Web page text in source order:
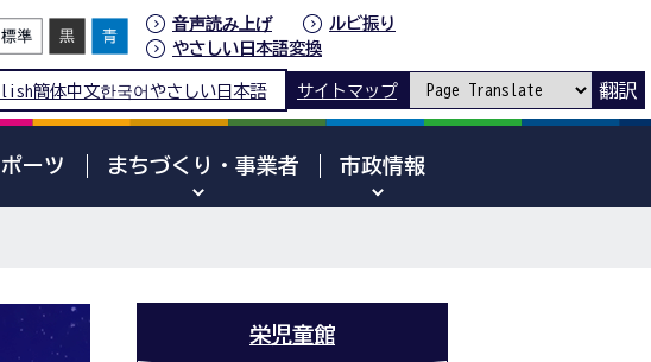
音声読み上げ
ルビ振り
やさしい日本語変換
簡体中文한국어 やさしい日本語 サイトマップ 翻訳
ーツ まちづくり・事業者 市政情報
栄児童館